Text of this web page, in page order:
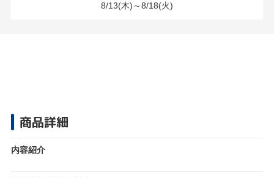
8/13(木)～8/18(火)
商品詳細
内容紹介